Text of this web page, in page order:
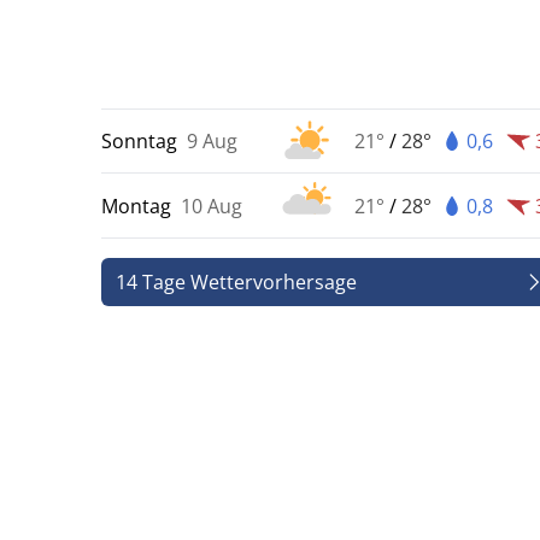
Sonntag 9 Aug 21° /28° 0,6
Montag 10 Aug 21° /28° 0,8
14 Tage Wettervorhersage